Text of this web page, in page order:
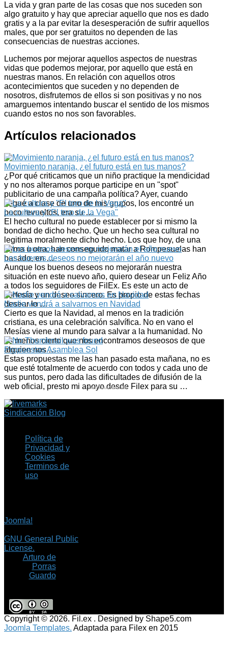
La vida y gran parte de las cosas que nos suceden son
algo gratuito y hay que apreciar aquello que nos es dado
gratis y a la par evitar la desesperación de sufrir aquellos
males, que por ser gratuitos no dependen de las
consecuencias de nuestras acciones.
Luchemos por mejorar aquellos aspectos de nuestras
vidas que podemos mejorar, por aquello que está en
nuestras manos. En relación con aquellos otros
acontecimientos que suceden y no dependen de
nosotros, disfrutemos de ellos si son positivas y no nos
amarguemos intentando buscar el sentido de los mismos
cuando estos no nos son favorables.
Artículos relacionados
Movimiento naranja, ¿el futuro está en tus manos?
¿Por qué criticamos que un niño practique la mendicidad
y no nos alteramos porque participe en un "spot"
publicitario de una campaña política? Ayer, cuando
llegué a clase de uno de mis grupos, los encontré un
poco revueltos, era su …
La cultura y "El toro de la Vega"
El hecho cultural no puede establecer por si mismo la
bondad de dicho hecho. Que un hecho sea cultural no
legitima moralmente dicho hecho. Los que hoy, de una
forma u otra, han conseguido matar a Rompesuelas han
basado, en …
Los buenos deseos no mejorarán el año nuevo
Aunque los buenos deseos no mejorarán nuestra
situación en este nuevo año, quiero desear un Feliz Año
a todos los seguidores de FilEx. Es este un acto de
cortesía y un deseo sincero. Es propio de estas fechas
desear lo …
Nadie vendrá a salvarnos en Navidad
Cierto es que la Navidad, al menos en la tradición
cristiana, es una celebración salvífica. No en vano el
Mesías viene al mundo para salvar a la humanidad. No
es menos cierto que nos encontramos deseosos de que
alguien nos …
Propuestas Asamblea Sol
Estas propuestas me las han pasado esta mañana, no es
que esté totalmente de acuerdo con todos y cada uno de
sus puntos, pero dada las dificultades de difusión de la
web oficial, presto mi apoyo desde Filex para su …
CedThumbnails
Sindicación Blog
Política de
Privacidad y
Cookies
Terminos de
uso
Joomla!
GNU General Public
License.
Arturo de
Porras
Guardo
Copyright © 2026. Fil.ex . Designed by Shape5.com
Joomla Templates. Adaptada para Filex en 2015